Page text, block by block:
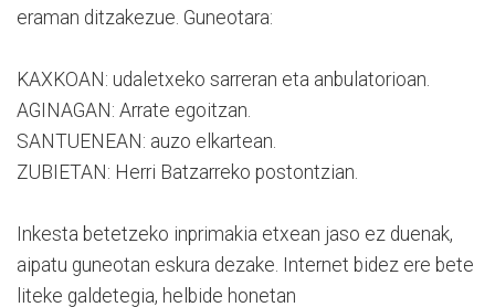
eraman ditzakezue. Guneotara:
KAXKOAN: udaletxeko sarreran eta anbulatorioan.
AGINAGAN: Arrate egoitzan.
SANTUENEAN: auzo elkartean.
ZUBIETAN: Herri Batzarreko postontzian.
Inkesta betetzeko inprimakia etxean jaso ez duenak,
aipatu guneotan eskura dezake. Internet bidez ere bete
liteke galdetegia, helbide honetan